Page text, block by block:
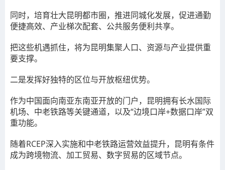
同时，培育壮大昆明都市圈，推进同城化发展，促进通勤
便捷高效、产业梯次配套、公共服务便利共享。
把这些机遇抓住，将为昆明集聚人口、资源与产业提供重
要支撑。
二是发挥好独特的区位与开放枢纽优势。
作为中国面向南亚东南亚开放的门户，昆明拥有长水国际
机场、中老铁路等关键通道，以及“边境口岸+数据口岸”双
重功能。
随着RCEP深入实施和中老铁路运营效益提升，昆明有条件
成为跨境物流、加工贸易、数字贸易的区域节点。